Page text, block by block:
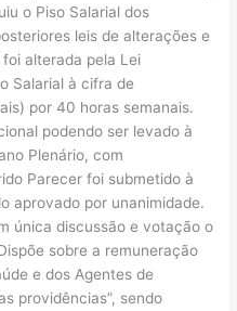
o Piso Salarial dos
leis de alterações e
alterada pela Lei
Salarial à cifra de
por 40 horas semanais.
podendo ser levado à
Plenário, com
Parecer foi submetido à
aprovado por unanimidade.
única discussão e votação o
sobre a remuneração
e dos Agentes de
providências”, sendo